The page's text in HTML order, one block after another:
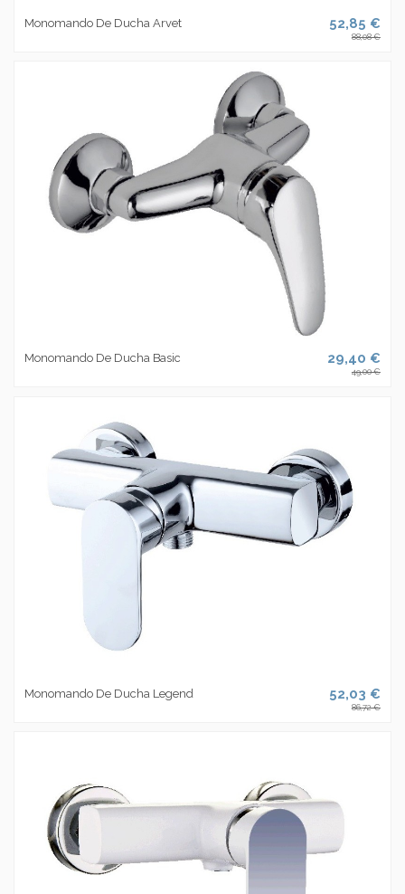
Monomando De Ducha Arvet 52,85 €
88,08 €
Monomando De Ducha Basic 29,40 €
49,00 €
Monomando De Ducha Legend 52,03 €
86,72 €